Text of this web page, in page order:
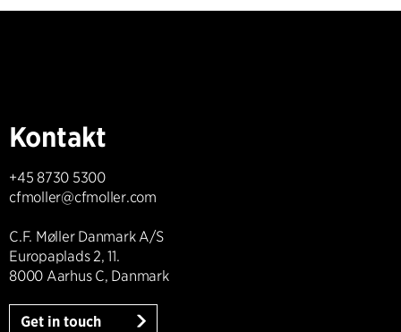
Kontakt
+45 8730 5300
cfmoller@cfmoller.com
C.F. Møller Danmark A/S
Europaplads 2, 11.
8000 Aarhus C, Danmark
Get in touch